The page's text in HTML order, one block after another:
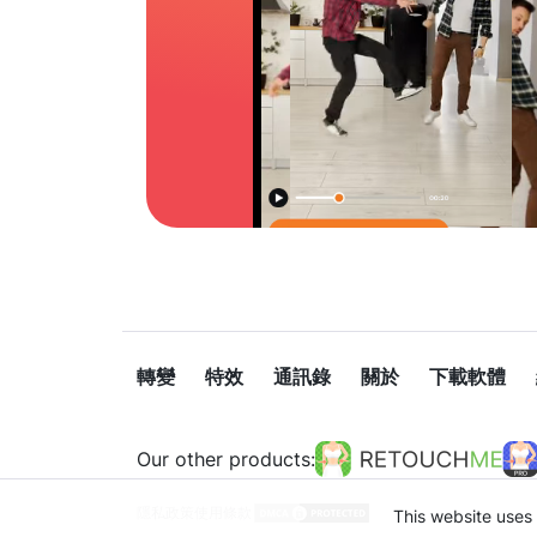
轉變 特效 通訊錄 關於 下載軟體
Our other products:
This website